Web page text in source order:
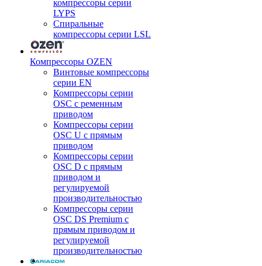
компрессоры серии
LYPS
Спиральные
компрессоры серии LSL
Компрессоры OZEN
Винтовые компрессоры
серии EN
Компрессоры серии
OSC с ременным
приводом
Компрессоры серии
OSC U с прямым
приводом
Компрессоры серии
OSC D с прямым
приводом и
регулируемой
производительностью
Компрессоры серии
OSC DS Premium с
прямым приводом и
регулируемой
производительностью